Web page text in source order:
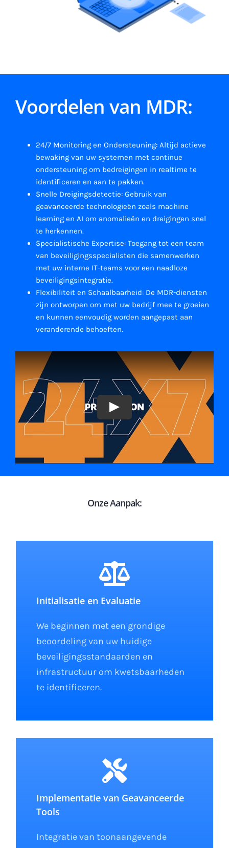
Voordelen van MDR:
24/7 Monitoring en Ondersteuning: Altijd actieve
bewaking van uw systemen met continue
ondersteuning om bedreigingen in realtime te
identificeren en aan te pakken.
Snelle Dreigingsdetectie: Gebruik van
geavanceerde technologieën zoals machine
learning en AI om anomalieën en dreigingen snel
te herkennen.
Specialistische Expertise: Toegang tot een team
van beveiligingsspecialisten die samenwerken
met uw interne IT-teams voor een naadloze
beveiligingsintegratie.
Flexibiliteit en Schaalbaarheid: De MDR-diensten
zijn ontworpen om met uw bedrijf mee te groeien
en kunnen eenvoudig worden aangepast aan
veranderende behoeften.
Play
Onze Aanpak:
Initialisatie en Evaluatie
We beginnen met een grondige
beoordeling van uw huidige
beveiligingsstandaarden en
infrastructuur om kwetsbaarheden
te identificeren.
Implementatie van Geavanceerde
Tools
Integratie van toonaangevende